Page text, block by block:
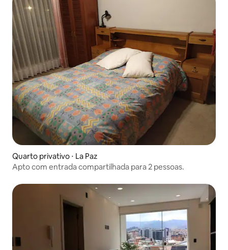
Quarto privativo ⋅ La Paz
Apto com entrada compartilhada para 2 pessoas.